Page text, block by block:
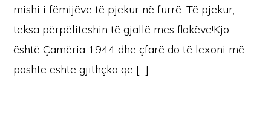
mishi i fëmijëve të pjekur në furrë. Të pjekur,
teksa përpëliteshin të gjallë mes flakëve!Kjo
është Çamëria 1944 dhe çfarë do të lexoni më
poshtë është gjithçka që […]